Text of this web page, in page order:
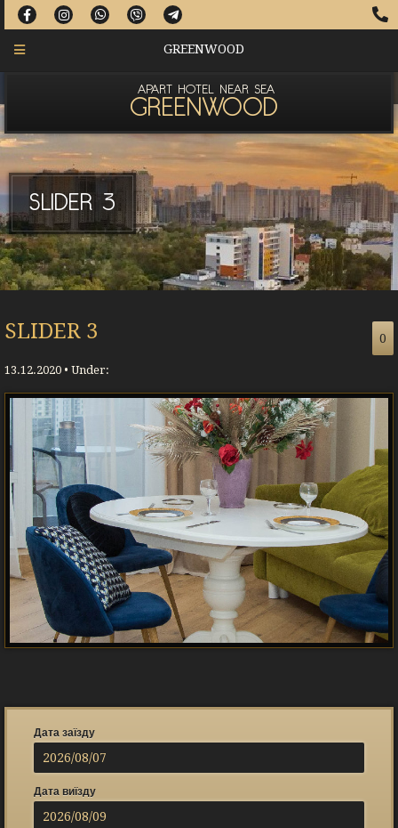
GREENWOOD
APART HOTEL NEAR SEA
GREENWOOD
SLIDER 3
SLIDER 3
13.12.2020 • Under:
0
Дата заїзду
Дата виїзду